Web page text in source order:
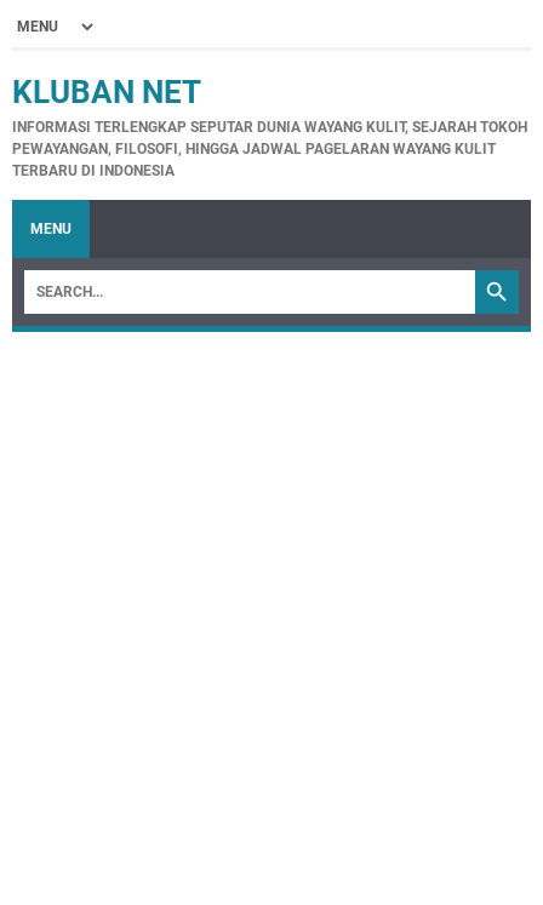
KLUBAN NET
INFORMASI TERLENGKAP SEPUTAR DUNIA WAYANG KULIT, SEJARAH TOKOH
PEWAYANGAN, FILOSOFI, HINGGA JADWAL PAGELARAN WAYANG KULIT
TERBARU DI INDONESIA
MENU